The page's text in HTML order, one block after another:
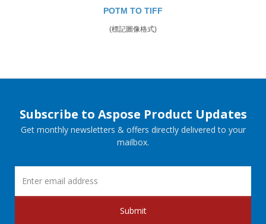
POTM TO TIFF
(標記圖像格式)
Subscribe to Aspose Product Updates
Get monthly newsletters & offers directly delivered to your
mailbox.
Submit